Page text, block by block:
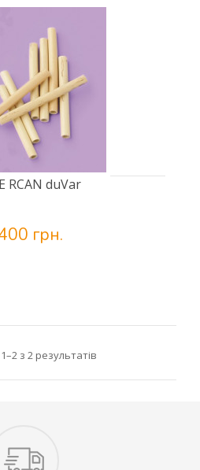
RCAN duVar
грн.
з 2 результатів